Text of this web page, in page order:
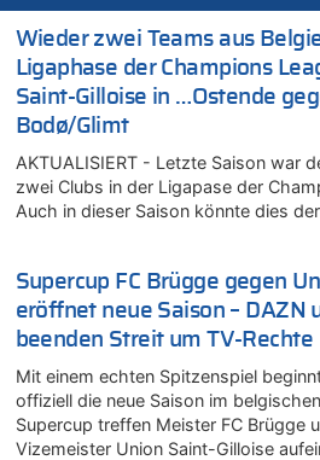
Wieder zwei Teams aus
Ligaphase der Champions
Saint-Gilloise in …Ostende
Bodø/Glimt
AKTUALISIERT - Letzte Saison war
zwei Clubs in der Ligapase der
Auch in dieser Saison könnte dies
Supercup FC Brügge gegen
eröffnet neue Saison – DAZN
beenden Streit um TV-Rechte
Mit einem echten Spitzenspiel
offiziell die neue Saison im
Supercup treffen Meister FC Brügge
Vizemeister Union Saint-Gilloise